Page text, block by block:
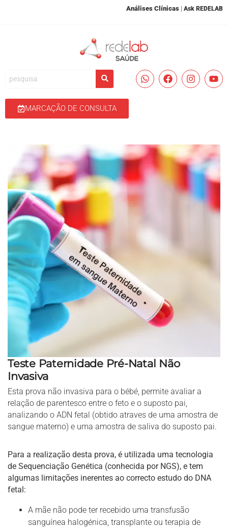
Análises Clínicas Ask REDELAB
MARCAÇÃO DE CONSULTA
Teste Paternidade Pré-Natal Não
Invasiva
Esta prova não invasiva para o bébé, permite avaliar a
relação de parentesco entre o feto e o suposto pai,
analizando o ADN fetal (obtido atraves de uma amostra de
sangue materno) e uma amostra de saliva do suposto pai.
Para a realização desta prova, é utilizada uma tecnologia
de Sequenciação Genética (conhecida por NGS), e tem
algumas limitações inerentes ao correcto estudo do DNA
fetal:
A mãe não pode ter recebido uma transfusão
sanguínea halogénica, transplante ou terapia de